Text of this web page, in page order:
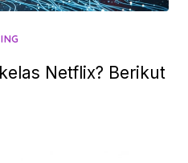
Netflix? Berikut